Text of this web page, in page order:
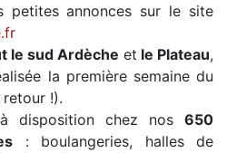
petites annonces sur le site
le sud Ardèche et le Plateau,
la première semaine du
!).
disposition chez nos 650
: boulangeries, halles de